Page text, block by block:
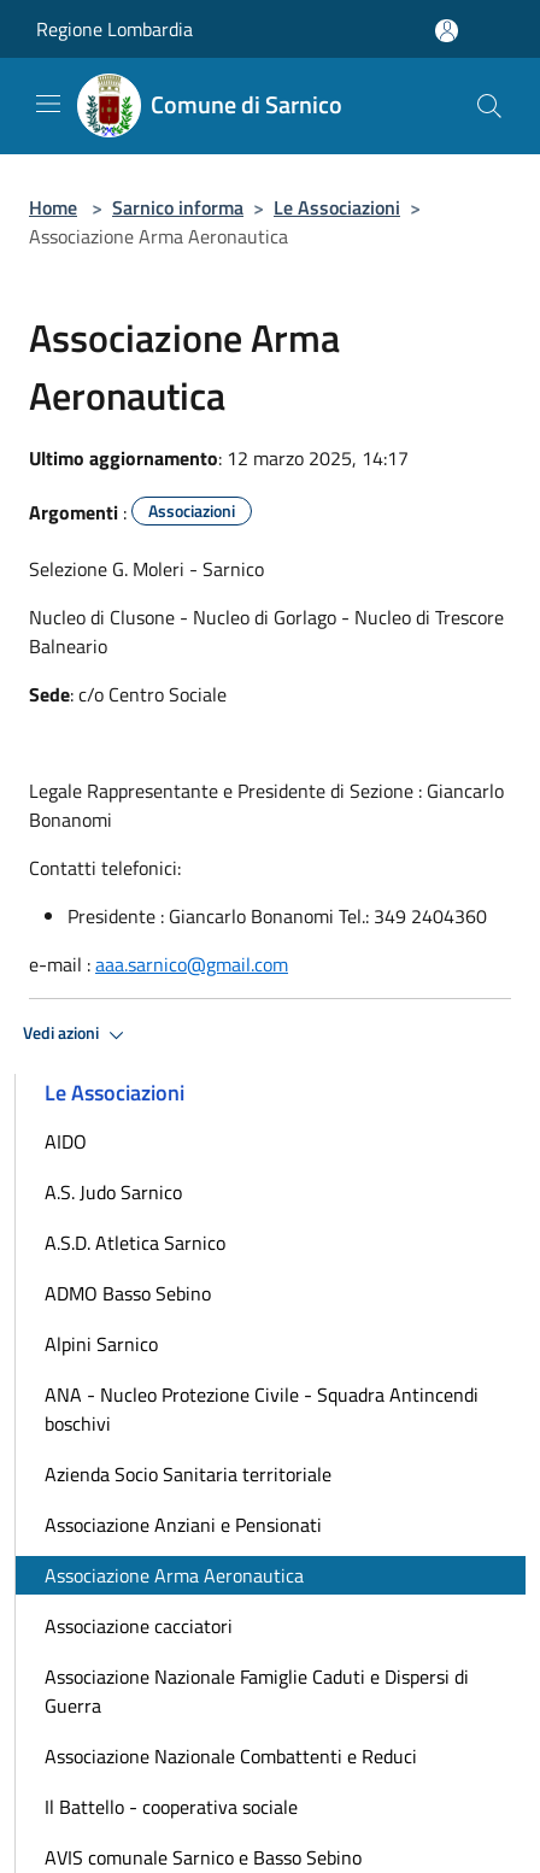
Regione Lombardia
Comune di Sarnico
Home > Sarnico informa > Le Associazioni >
Associazione Arma Aeronautica
Associazione Arma
Aeronautica
Ultimo aggiornamento: 12 marzo 2025, 14:17
Argomenti : Associazioni
Selezione G. Moleri - Sarnico
Nucleo di Clusone - Nucleo di Gorlago - Nucleo di Trescore
Balneario
Sede: c/o Centro Sociale
Legale Rappresentante e Presidente di Sezione : Giancarlo
Bonanomi
Contatti telefonici:
Presidente : Giancarlo Bonanomi Tel.: 349 2404360
e-mail :aaa.sarnico@gmail.com
Vedi azioni
Le Associazioni
AIDO
A.S. Judo Sarnico
A.S.D. Atletica Sarnico
ADMO Basso Sebino
Alpini Sarnico
ANA - Nucleo Protezione Civile - Squadra Antincendi
boschivi
Azienda Socio Sanitaria territoriale
Associazione Anziani e Pensionati
Associazione Arma Aeronautica
Associazione cacciatori
Associazione Nazionale Famiglie Caduti e Dispersi di
Guerra
Associazione Nazionale Combattenti e Reduci
Il Battello - cooperativa sociale
AVIS comunale Sarnico e Basso Sebino